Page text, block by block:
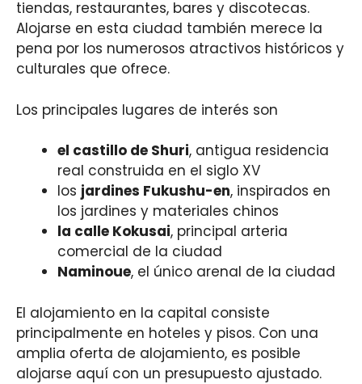
tiendas, restaurantes, bares y discotecas.
Alojarse en esta ciudad también merece la
pena por los numerosos atractivos históricos y
culturales que ofrece.
Los principales lugares de interés son
el castillo de Shuri, antigua residencia
real construida en el siglo XV
los jardines Fukushu-en, inspirados en
los jardines y materiales chinos
la calle Kokusai, principal arteria
comercial de la ciudad
Naminoue, el único arenal de la ciudad
El alojamiento en la capital consiste
principalmente en hoteles y pisos. Con una
amplia oferta de alojamiento, es posible
alojarse aquí con un presupuesto ajustado.